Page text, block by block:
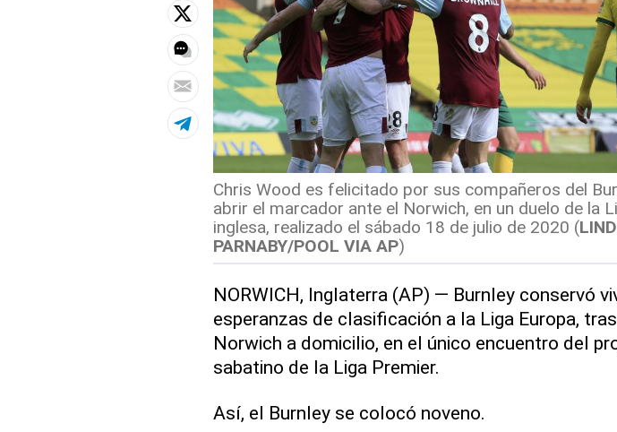
Chris Wood es felicitado por sus compañeros del
abrir el marcador ante el Norwich, en un duelo de la
inglesa, realizado el sábado 18 de julio de 2020 (
PARNABY/POOL VIA AP)
NORWICH, Inglaterra (AP) — Burnley conservó
esperanzas de clasificación a la Liga Europa,
Norwich a domicilio, en el único encuentro del
sabatino de la Liga Premier.
Así, el Burnley se colocó noveno.